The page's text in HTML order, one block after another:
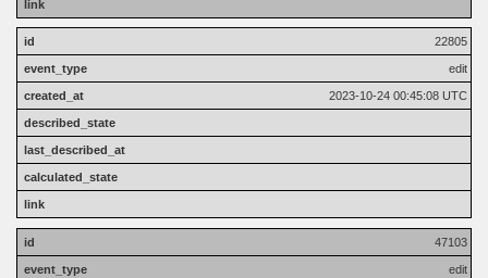
22805
edit
2023-10-24 00:45:08 UTC
47103
edit